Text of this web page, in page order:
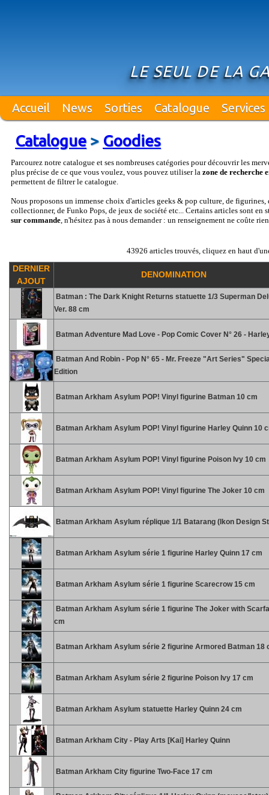
LE SEUL DE LA
Accueil News Sorties Catalogue Services
Catalogue> Goodies
Parcourez notre catalogue et ses nombreuses catégories pour découvrir les
plus précise de ce que vous voulez, vous pouvez utiliser la zone de recherche
permettent de filtrer le catalogue.
Nous proposons un immense choix d'articles geeks & pop culture, de figurines,
collectionner, de Funko Pops, de jeux de société etc... Certains articles sont en
sur commande, n'hésitez pas à nous demander : un renseignement ne coûte
43926 articles trouvés, cliquez en haut
DERNIER
AJOUT
DENOMINATION
Batman : The Dark Knight Returns statuette 1/3 Superman
Ver. 88 cm
Batman Adventure Mad Love - Pop Comic Cover N° 26 -
Batman And Robin - Pop N° 65 - Mr. Freeze "Art Series"
Edition
Batman Arkham Asylum POP! Vinyl figurine Batman 10 cm
Batman Arkham Asylum POP! Vinyl figurine Harley Quinn 10
Batman Arkham Asylum POP! Vinyl figurine Poison Ivy 10 cm
Batman Arkham Asylum POP! Vinyl figurine The Joker 10 cm
Batman Arkham Asylum réplique 1/1 Batarang (Ikon Design
Batman Arkham Asylum série 1 figurine Harley Quinn 17 cm
Batman Arkham Asylum série 1 figurine Scarecrow 15 cm
Batman Arkham Asylum série 1 figurine The Joker with
cm
Batman Arkham Asylum série 2 figurine Armored Batman 18
Batman Arkham Asylum série 2 figurine Poison Ivy 17 cm
Batman Arkham Asylum statuette Harley Quinn 24 cm
Batman Arkham City - Play Arts [Kai] Harley Quinn
Batman Arkham City figurine Two-Face 17 cm